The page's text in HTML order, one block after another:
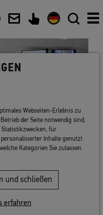
Webseiten-Erlebnis zu
der Seite notwendig sind,
Statistikzwecken, für
Inhalte genutzt
Kategorien Sie zulassen
und schließen
erfahren